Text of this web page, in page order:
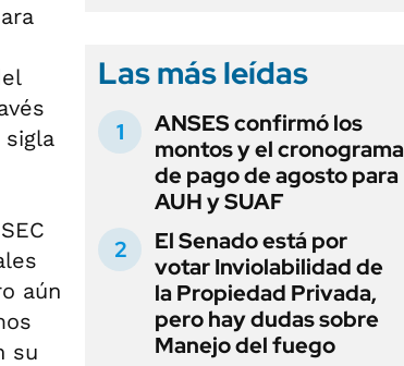
sigla
aún
su
Las más leídas
ANSES confirmó los
montos y el cronograma
de pago de agosto para
AUH y SUAF
El Senado está por
votar Inviolabilidad de
la Propiedad Privada,
pero hay dudas sobre
Manejo del fuego